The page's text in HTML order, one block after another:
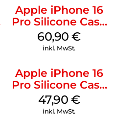
Apple iPhone 16
Pro Silicone Case
MagSafe Stone
Gray
60,90€
inkl. MwSt.
Apple iPhone 16
Pro Silicone Case
MagSafe Denim
47,90 €
inkl. MwSt.